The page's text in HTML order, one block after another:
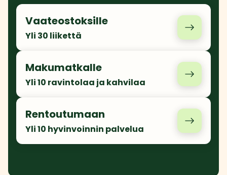
Vaateostoksille
Yli 30 liikettä
Makumatkalle
Yli 10 ravintolaa ja kahvilaa
Rentoutumaan
Yli 10 hyvinvoinnin palvelua